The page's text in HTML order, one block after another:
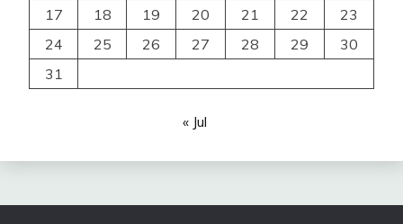
17
18 19 20 21 22
23
24
25 26 27 28 29
30
31
« Jul